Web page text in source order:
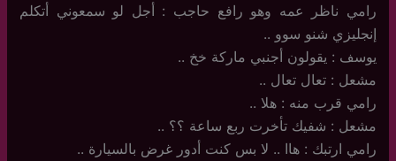
رامي ناظر عمه وهو رافع حاجب : أجل لو سمعوني أتكلم
إنجليزي شنو سوو ..
يوسف : يقولون أجنبي ماركة خخ ..
مشعل : تعال تعال ..
رامي قرب منه : هلا ..
مشعل : شفيك تأخرت ربع ساعة ؟؟ ..
رامي ارتبك : هاا .. لا بس كنت أدور غرض بالسيارة ..